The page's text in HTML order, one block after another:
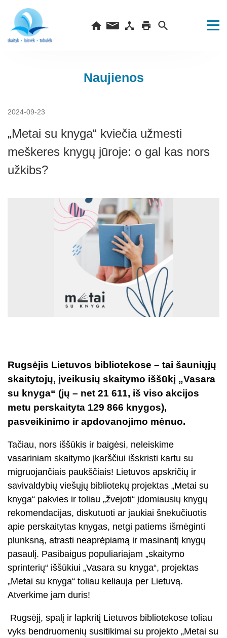
Naujienos
2024-09-23
„Metai su knyga“ kviečia užmesti
meškeres knygų jūroje: o gal kas nors
užkibs?
Rugsėjis Lietuvos bibliotekose – tai šauniųjų
skaitytojų, įveikusių skaitymo iššūkį „Vasara
su knyga“ (jų – net 21 611, iš viso akcijos
metu perskaityta 129 866 knygos),
pasveikinimo ir apdovanojimo mėnuo.
Tačiau, nors iššūkis ir baigėsi, neleiskime
vasariniam skaitymo įkarščiui išskristi kartu su
migruojančiais paukščiais! Lietuvos apskričių ir
savivaldybių viešųjų bibliotekų projektas „Metai su
knyga“ pakvies ir toliau „žvejoti“ įdomiausių knygų
rekomendacijas, diskutuoti ar jaukiai šnekučiuotis
apie perskaitytas knygas, netgi patiems išmėginti
plunksną, atrasti neaprėpiamą ir masinantį knygų
pasaulį. Pasibaigus populiariajam „skaitymo
sprinterių“ iššūkiui „Vasara su knyga“, projektas
„Metai su knyga“ toliau keliauja per Lietuvą.
Atverkime jam duris!
Rugsėjį, spalį ir lapkritį Lietuvos bibliotekose toliau
vyks bendruomenių susitikimai su projekto „Metai su